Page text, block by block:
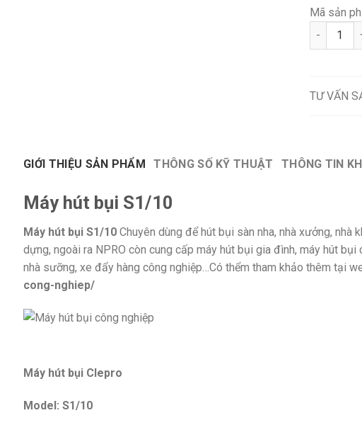
Mã sản
Máy hút
TƯ VẤN
GIỚI THIỆU SẢN PHẨM THÔNG SỐ KỸ THUẬT THÔNG TIN
Máy hút bụi S1/10
Máy hút bụi S1/10 Chuyên dùng để hút bụi sàn nha, nhà xưởng, nhà
dựng, ngoài ra NPRO còn cung cấp máy hút bụi gia đình, máy hút
nhà sưỡng, xe đẩy hàng công nghiệp…Có thểm tham khảo thêm tại
cong-nghiep/
Máy hút bụi Clepro
Model: S1/10